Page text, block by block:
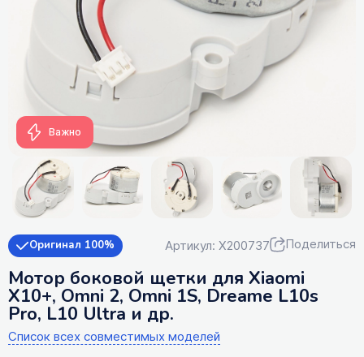
Важно
Оригинал 100% Артикул: X200737 Поделиться
Мотор боковой щетки для Xiaomi
X10+, Omni 2, Omni 1S, Dreame L10s
Pro, L10 Ultra и др.
Список всех совместимых моделей